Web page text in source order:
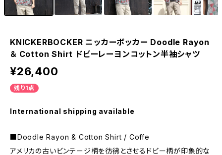
KNICKERBOCKER ニッカーボッカー Doodle Rayon
＆ Cotton Shirt ドビーレーヨンコットン半袖シャツ
¥26,400
残り1点
International shipping available
■Doodle Rayon & Cotton Shirt / Coffe
アメリカの古いビンテージ柄を彷彿とさせるドビー柄が印象的な